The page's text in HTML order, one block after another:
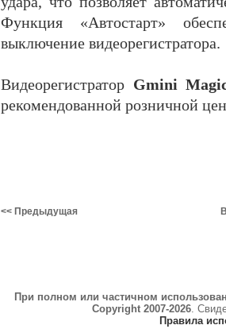
Функция «Автостарт»
выключение видеорегистратора.
Видеорегистратор Gmini
рекомендованной розничной
<< Предыдущая
При полном или частичном
Copyright 2007-2026.
Правила